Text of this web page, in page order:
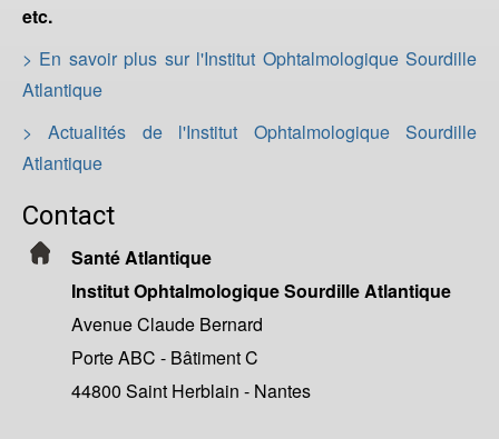
etc.
> En savoir plus sur l'Institut Ophtalmologique Sourdille
Atlantique
> Actualités de l'Institut Ophtalmologique Sourdille
Atlantique
Contact
Santé Atlantique
Institut Ophtalmologique Sourdille Atlantique
Avenue Claude Bernard
Porte ABC - Bâtiment C
44800 Saint Herblain - Nantes